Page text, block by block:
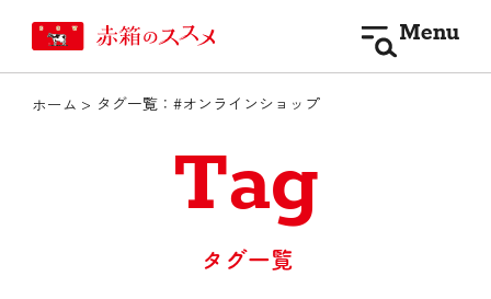
Menu
ホーム タグ一覧：#オンラインショップ
Tag
タグ一覧